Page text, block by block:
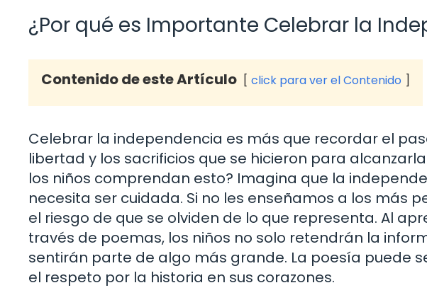
¿Por qué es Importante Celebrar la
Contenido de este Artículo click para ver el Contenido
Celebrar la independencia es más que recordar el
libertad y los sacrificios que se hicieron para
los niños comprendan esto? Imagina que la
necesita ser cuidada. Si no les enseñamos a los más
el riesgo de que se olviden de lo que representa. Al
través de poemas, los niños no solo retendrán la
sentirán parte de algo más grande. La poesía puede
el respeto por la historia en sus corazones.